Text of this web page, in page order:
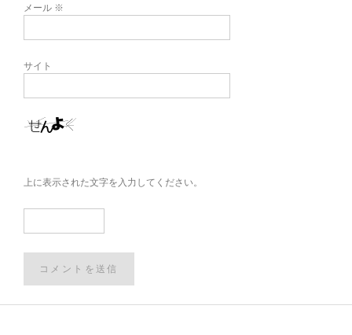
メール ※
サイト
上に表示された文字を入力してください。